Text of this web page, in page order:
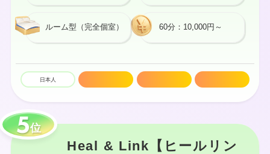
ルーム型（完全個室） 60分：10,000円～
日本人
位
Heal & Link【ヒールリン